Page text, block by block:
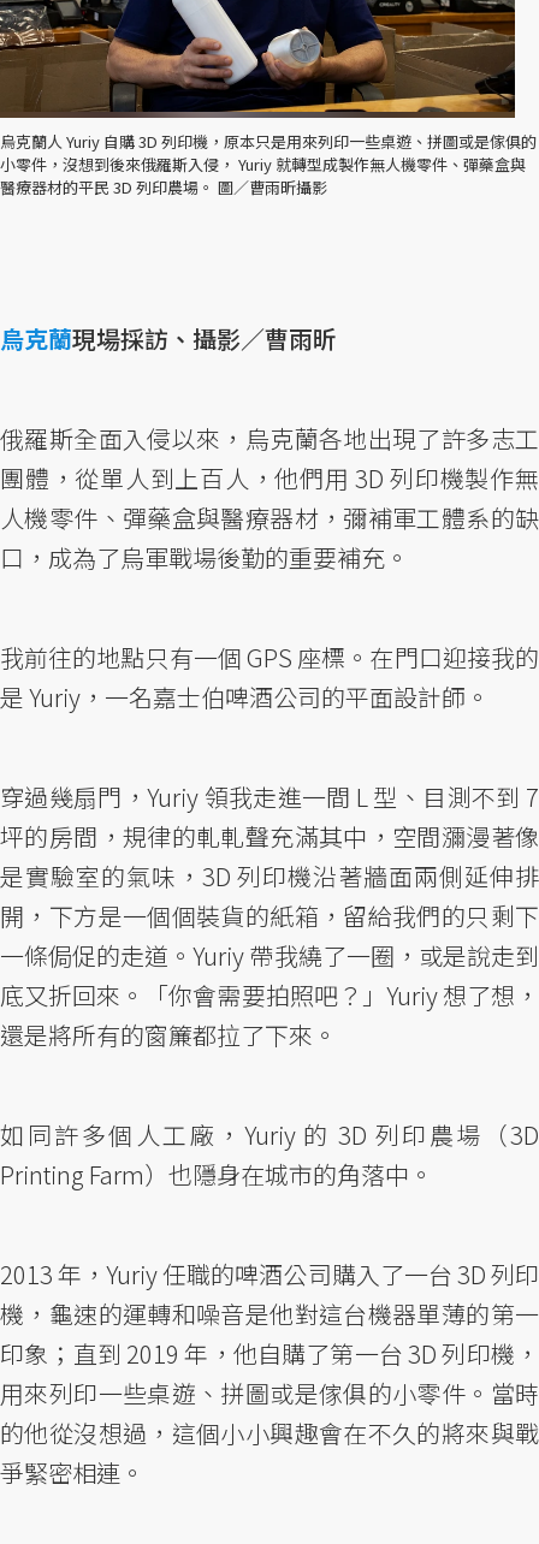
烏克蘭人 Yuriy 自購 3D 列印機，原本只是用來列印一些桌遊、拼圖或是傢俱的
小零件，沒想到後來俄羅斯入侵， Yuriy 就轉型成製作無人機零件、彈藥盒與
醫療器材的平民 3D 列印農場。 圖／曹雨昕攝影
烏克蘭現場採訪、攝影／曹雨昕
俄羅斯全面入侵以來，烏克蘭各地出現了許多志工
團體，從單人到上百人，他們用 3D 列印機製作無
人機零件、彈藥盒與醫療器材，彌補軍工體系的缺
口，成為了烏軍戰場後勤的重要補充。
我前往的地點只有一個 GPS 座標。在門口迎接我的
是 Yuriy，一名嘉士伯啤酒公司的平面設計師。
穿過幾扇門，Yuriy 領我走進一間 L 型、目測不到 7
坪的房間，規律的軋軋聲充滿其中，空間瀰漫著像
是實驗室的氣味，3D 列印機沿著牆面兩側延伸排
開，下方是一個個裝貨的紙箱，留給我們的只剩下
一條侷促的走道。Yuriy 帶我繞了一圈，或是說走到
底又折回來。「你會需要拍照吧？」Yuriy 想了想，
還是將所有的窗簾都拉了下來。
如同許多個人工廠，Yuriy 的 3D 列印農場（3D
Printing Farm）也隱身在城市的角落中。
2013 年，Yuriy 任職的啤酒公司購入了一台 3D 列印
機，龜速的運轉和噪音是他對這台機器單薄的第一
印象；直到 2019 年，他自購了第一台 3D 列印機，
用來列印一些桌遊、拼圖或是傢俱的小零件。當時
的他從沒想過，這個小小興趣會在不久的將來與戰
爭緊密相連。